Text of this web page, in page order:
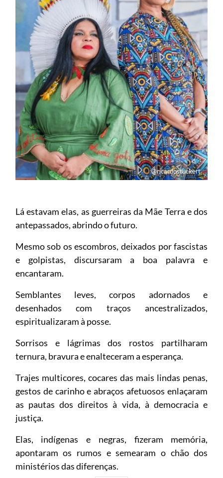
@ricardostuckert
Lá estavam elas, as guerreiras da Mãe Terra e dos
antepassados, abrindo o futuro.
Mesmo sob os escombros, deixados por fascistas
e golpistas, discursaram a boa palavra e
encantaram.
Semblantes leves, corpos adornados e
desenhados com traços ancestralizados,
espiritualizaram à posse.
Sorrisos e lágrimas dos rostos partilharam
ternura, bravura e enalteceram a esperança.
Trajes multicores, cocares das mais lindas penas,
gestos de carinho e abraços afetuosos enlaçaram
as pautas dos direitos à vida, à democracia e
justiça.
Elas, indígenas e negras, fizeram memória,
apontaram os rumos e semearam o chão dos
ministérios das diferenças.